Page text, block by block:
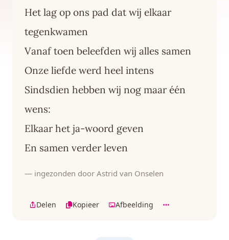
Het lag op ons pad dat wij elkaar
tegenkwamen
Vanaf toen beleefden wij alles samen
Onze liefde werd heel intens
Sindsdien hebben wij nog maar één
wens:
Elkaar het ja-woord geven
En samen verder leven
— ingezonden door Astrid van Onselen
Delen Kopieer Afbeelding